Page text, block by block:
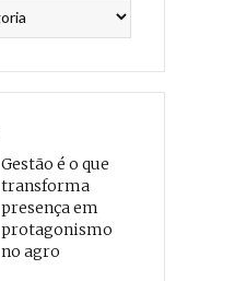
Gestão é o que
transforma
presença em
protagonismo
no agro